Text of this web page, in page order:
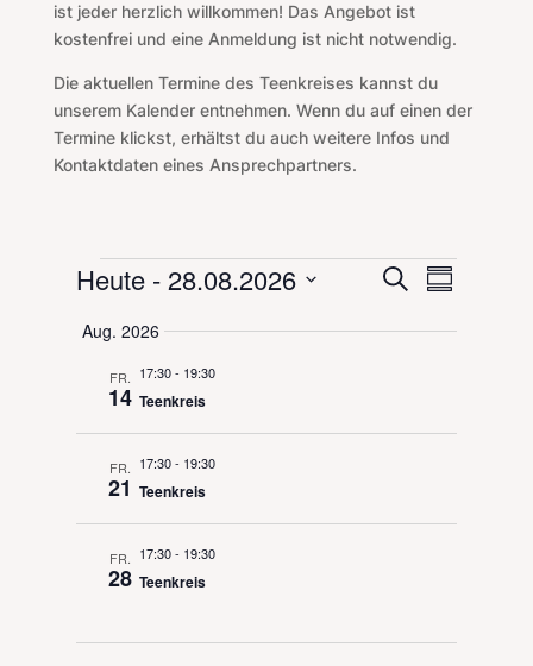
ist jeder herzlich willkommen! Das Angebot ist
kostenfrei und eine Anmeldung ist nicht notwendig.
Die aktuellen Termine des Teenkreises kannst du
unserem Kalender entnehmen. Wenn du auf einen der
Termine klickst, erhältst du auch weitere Infos und
Kontaktdaten eines Ansprechpartners.
Veranstaltungen
und
Suche
Heute - 28.08.2026
auswählen.
Aug. 2026
FR.
14
17:30- 19:30
Teenkreis
FR.
21
17:30- 19:30
Teenkreis
FR.
28
17:30- 19:30
Teenkreis